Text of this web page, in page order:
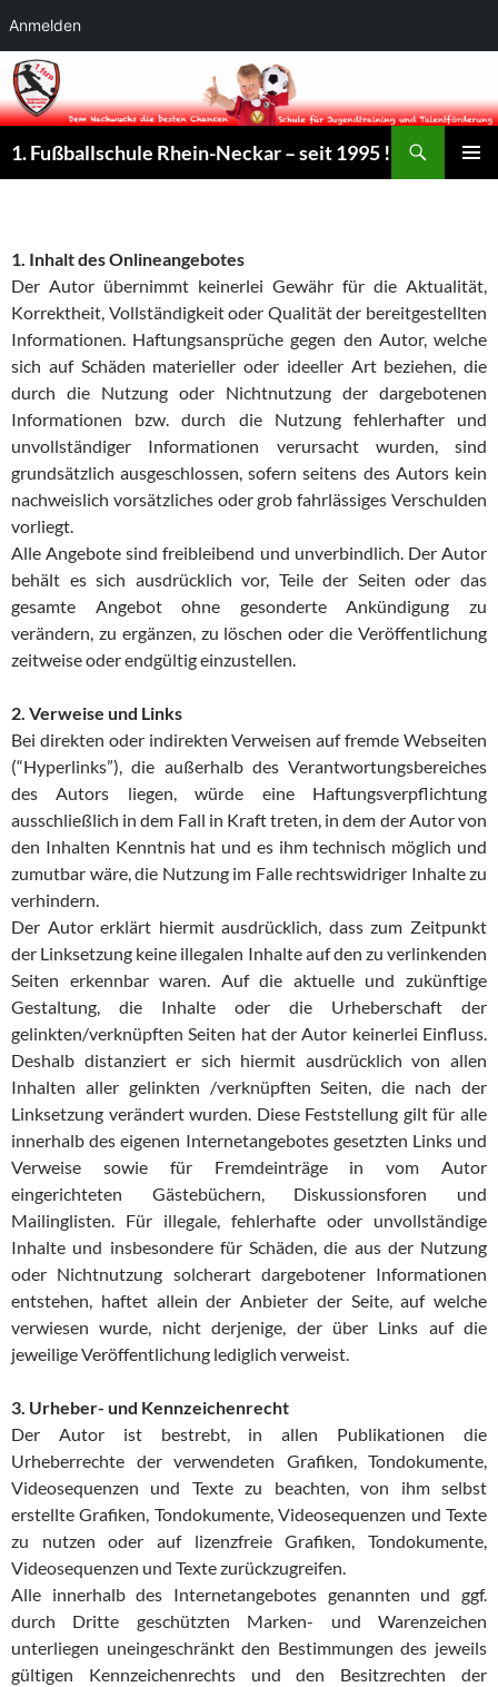
Anmelden
1. Fußballschule Rhein-Neckar – seit 1995 !
1. Inhalt des Onlineangebotes
Der Autor übernimmt keinerlei Gewähr für die Aktualität,
Korrektheit, Vollständigkeit oder Qualität der bereitgestellten
Informationen. Haftungsansprüche gegen den Autor, welche
sich auf Schäden materieller oder ideeller Art beziehen, die
durch die Nutzung oder Nichtnutzung der dargebotenen
Informationen bzw. durch die Nutzung fehlerhafter und
unvollständiger Informationen verursacht wurden, sind
grundsätzlich ausgeschlossen, sofern seitens des Autors kein
nachweislich vorsätzliches oder grob fahrlässiges Verschulden
vorliegt.
Alle Angebote sind freibleibend und unverbindlich. Der Autor
behält es sich ausdrücklich vor, Teile der Seiten oder das
gesamte Angebot ohne gesonderte Ankündigung zu
verändern, zu ergänzen, zu löschen oder die Veröffentlichung
zeitweise oder endgültig einzustellen.
2. Verweise und Links
Bei direkten oder indirekten Verweisen auf fremde Webseiten
(“Hyperlinks”), die außerhalb des Verantwortungsbereiches
des Autors liegen, würde eine Haftungsverpflichtung
ausschließlich in dem Fall in Kraft treten, in dem der Autor von
den Inhalten Kenntnis hat und es ihm technisch möglich und
zumutbar wäre, die Nutzung im Falle rechtswidriger Inhalte zu
verhindern.
Der Autor erklärt hiermit ausdrücklich, dass zum Zeitpunkt
der Linksetzung keine illegalen Inhalte auf den zu verlinkenden
Seiten erkennbar waren. Auf die aktuelle und zukünftige
Gestaltung, die Inhalte oder die Urheberschaft der
gelinkten/verknüpften Seiten hat der Autor keinerlei Einfluss.
Deshalb distanziert er sich hiermit ausdrücklich von allen
Inhalten aller gelinkten /verknüpften Seiten, die nach der
Linksetzung verändert wurden. Diese Feststellung gilt für alle
innerhalb des eigenen Internetangebotes gesetzten Links und
Verweise sowie für Fremdeinträge in vom Autor
eingerichteten Gästebüchern, Diskussionsforen und
Mailinglisten. Für illegale, fehlerhafte oder unvollständige
Inhalte und insbesondere für Schäden, die aus der Nutzung
oder Nichtnutzung solcherart dargebotener Informationen
entstehen, haftet allein der Anbieter der Seite, auf welche
verwiesen wurde, nicht derjenige, der über Links auf die
jeweilige Veröffentlichung lediglich verweist.
3. Urheber- und Kennzeichenrecht
Der Autor ist bestrebt, in allen Publikationen die
Urheberrechte der verwendeten Grafiken, Tondokumente,
Videosequenzen und Texte zu beachten, von ihm selbst
erstellte Grafiken, Tondokumente, Videosequenzen und Texte
zu nutzen oder auf lizenzfreie Grafiken, Tondokumente,
Videosequenzen und Texte zurückzugreifen.
Alle innerhalb des Internetangebotes genannten und ggf.
durch Dritte geschützten Marken- und Warenzeichen
unterliegen uneingeschränkt den Bestimmungen des jeweils
gültigen Kennzeichenrechts und den Besitzrechten der